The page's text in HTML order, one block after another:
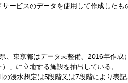
ービスのデータを使用して作成したも
、東京都はデータ未整備、2016年作成）
」に立地する施設を抽出している。
浸水想定は5段階又は7段階により